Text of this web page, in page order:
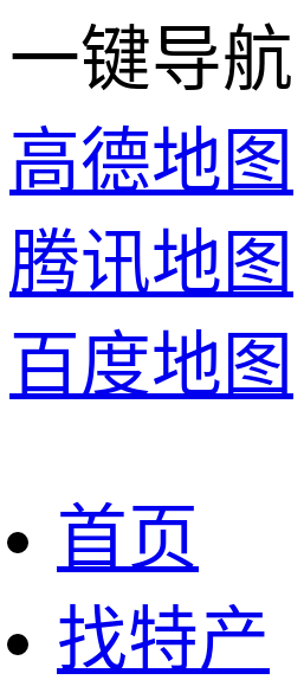
一键导航
高德地图
腾讯地图
百度地图
首页
找特产